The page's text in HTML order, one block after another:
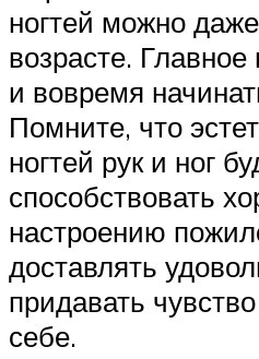
ногтей можно
возрасте. Главное
и вовремя
Помните, что
ногтей рук и ног
способствовать
настроению
доставлять
придавать
себе.